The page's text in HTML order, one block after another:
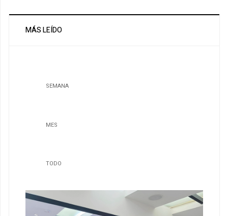
MÁS LEÍDO
SEMANA
MES
TODO